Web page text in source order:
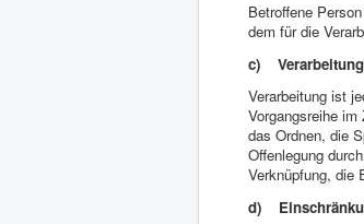
Betroffene
dem für die
c) Verarbeitung
Verarbeitung ist
Vorgangsreihe
das Ordnen, die
Offenlegung
Verknüpfung, die
d)